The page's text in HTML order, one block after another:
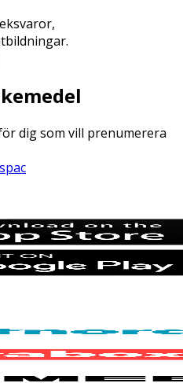
dig som vill prenumerera